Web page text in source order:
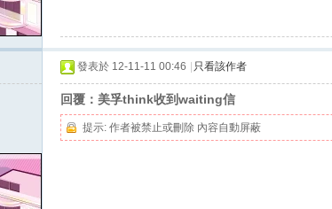
發表於 12-11-11 00:46 只看該作者
回覆：美孚think收到waiting信
提示: 作者被禁止或刪除 內容自動屏蔽